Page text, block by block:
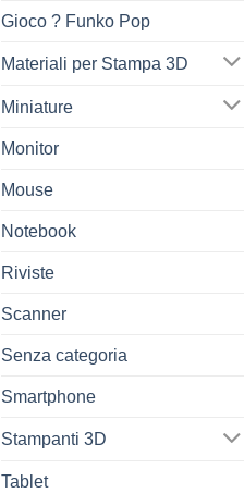
Gioco ? Funko Pop
Materiali per Stampa 3D
Miniature
Monitor
Mouse
Notebook
Riviste
Scanner
Senza categoria
Smartphone
Stampanti 3D
Tablet